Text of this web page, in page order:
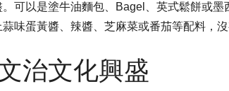
可以是塗牛油麵包、Bagel、英式鬆餅或
味蛋黃醬、辣醬、芝麻菜或番茄等配料，沒
治文化興盛